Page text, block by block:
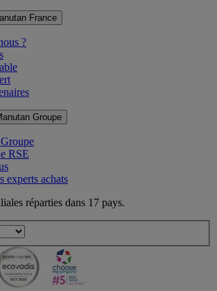
France
?
Groupe
RSE
experts achats
réparties dans 17 pays.